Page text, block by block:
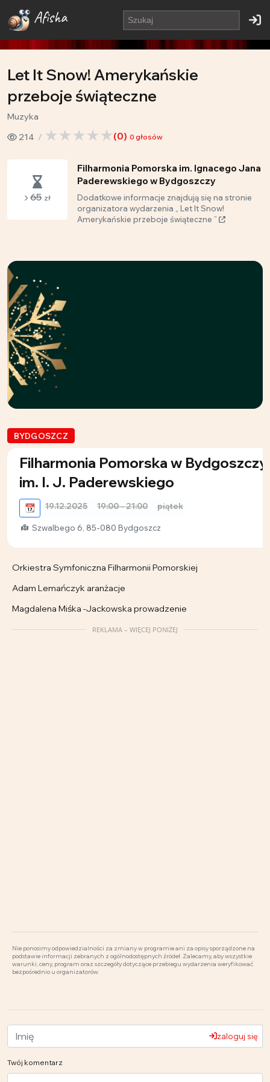
Afisha
Let It Snow! Amerykańskie
przeboje świąteczne
Muzyka
214
(0) 0 głosów
65 zł
Filharmonia Pomorska im. Ignacego Jana
Paderewskiego w Bydgoszczy
Dodatkowe informacje znajdują się na stronie
organizatora wydarzenia „ Let It Snow!
Amerykańskie przeboje świąteczne ”
BYDGOSZCZ
Filharmonia Pomorska w Bydgoszczy
im. I. J. Paderewskiego
📆 19.12.2025 19:00 - 21:00 piątek
Szwalbego 6, 85-080 Bydgoszcz
Orkiestra Symfoniczna Filharmonii Pomorskiej
Adam Lemańczyk aranżacje
Magdalena Miśka -Jackowska prowadzenie
REKLAMA – WIĘCEJ PONIŻEJ
Nie ponosimy odpowiedzialności za zmiany w programie ani za opisy sporządzone na
podstawie informacji zebranych z ogólnodostępnych źródeł. Zalecamy, aby wszystkie
warunki, ceny, program oraz szczegóły dotyczące przebiegu wydarzenia weryfikować
bezpośrednio u organizatorów.
zaloguj się
Twój komentarz